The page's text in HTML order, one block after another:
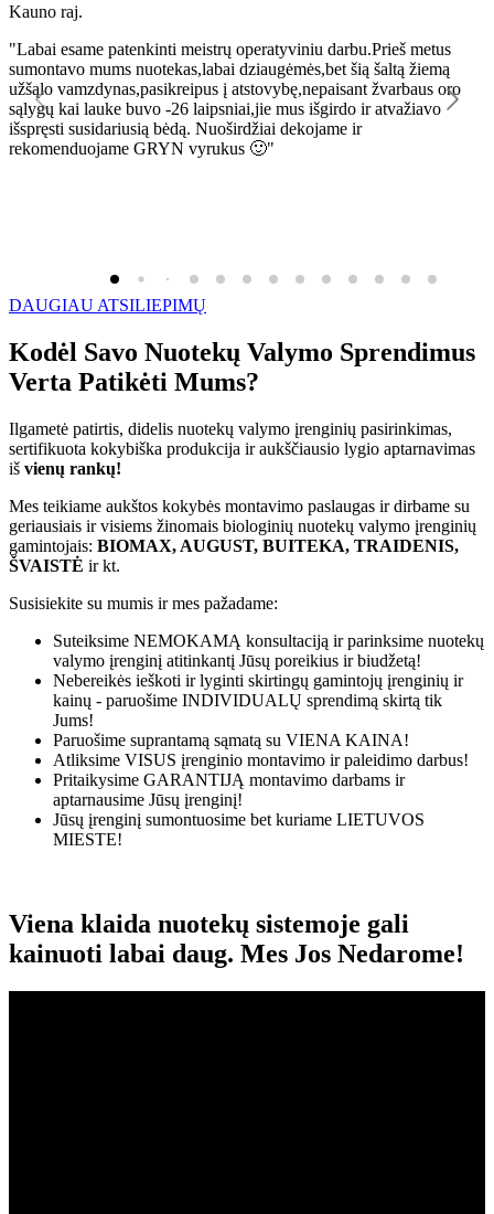
Kauno raj.
"Labai esame patenkinti meistrų operatyviniu darbu.Prieš metus
sumontavo mums nuotekas,labai dziaugėmės,bet šią šaltą žiemą
užšąlo vamzdynas,pasikreipus į atstovybę,nepaisant žvarbaus oro
sąlygų kai lauke buvo -26 laipsniai,jie mus išgirdo ir atvažiavo
išspręsti susidariusią bėdą. Nuoširdžiai dekojame ir
rekomenduojame GRYN vyrukus 🙂"
DAUGIAU ATSILIEPIMŲ
Kodėl Savo Nuotekų Valymo Sprendimus
Verta Patikėti Mums?
Ilgametė patirtis, didelis nuotekų valymo įrenginių pasirinkimas,
sertifikuota kokybiška produkcija ir aukščiausio lygio aptarnavimas
iš vienų rankų!
Mes teikiame aukštos kokybės montavimo paslaugas ir dirbame su
geriausiais ir visiems žinomais biologinių nuotekų valymo įrenginių
gamintojais: BIOMAX, AUGUST, BUITEKA, TRAIDENIS,
ŠVAISTĖ ir kt.
Susisiekite su mumis ir mes pažadame:
Suteiksime NEMOKAMĄ konsultaciją ir parinksime nuotekų
valymo įrenginį atitinkantį Jūsų poreikius ir biudžetą!
Nebereikės ieškoti ir lyginti skirtingų gamintojų įrenginių ir
kainų - paruošime INDIVIDUALŲ sprendimą skirtą tik
Jums!
Paruošime suprantamą sąmatą su VIENA KAINA!
Atliksime VISUS įrenginio montavimo ir paleidimo darbus!
Pritaikysime GARANTIJĄ montavimo darbams ir
aptarnausime Jūsų įrenginį!
Jūsų įrenginį sumontuosime bet kuriame LIETUVOS
MIESTE!
Viena klaida nuotekų sistemoje gali
kainuoti labai daug. Mes Jos Nedarome!